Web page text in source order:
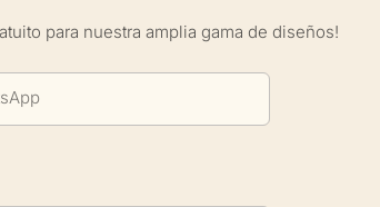
para nuestra amplia gama de diseños!